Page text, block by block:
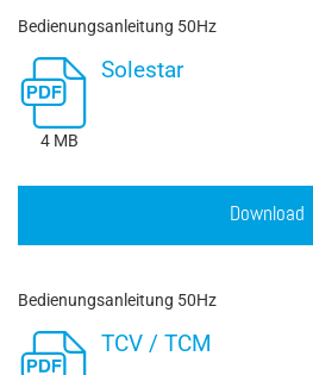
Bedienungsanleitung 50Hz
4 MB
Solestar
Download
Bedienungsanleitung 50Hz
TCV / TCM